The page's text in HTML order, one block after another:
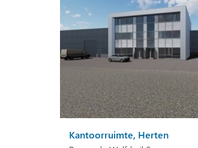
Kantoorruimte, Herten